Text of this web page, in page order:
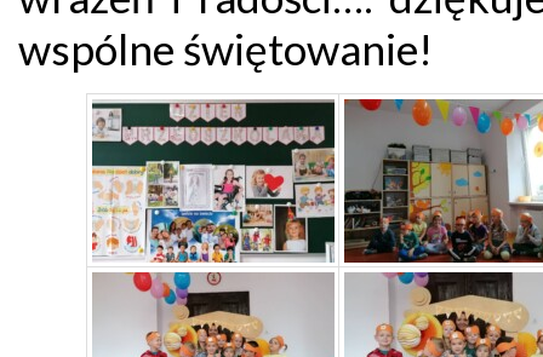
wspólne świętowanie!